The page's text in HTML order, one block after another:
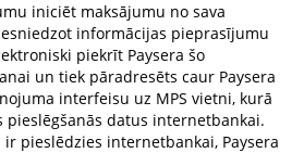
iniciēt maksājumu no sava
informācijas pieprasījumu
piekrīt Paysera šo
un tiek pāradresēts caur Paysera
interfeisu uz MPS vietni, kurā
pieslēgšanās datus internetbankai.
ir pieslēdzies internetbankai, Paysera